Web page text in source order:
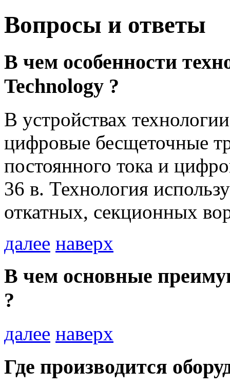
Вопросы и ответы
В чем особенности
Technology ?
В устройствах
цифровые бесщеточные
постоянного тока и
36 в. Технология
откатных, секционных
далее наверх
В чем основные
?
далее наверх
Где производится